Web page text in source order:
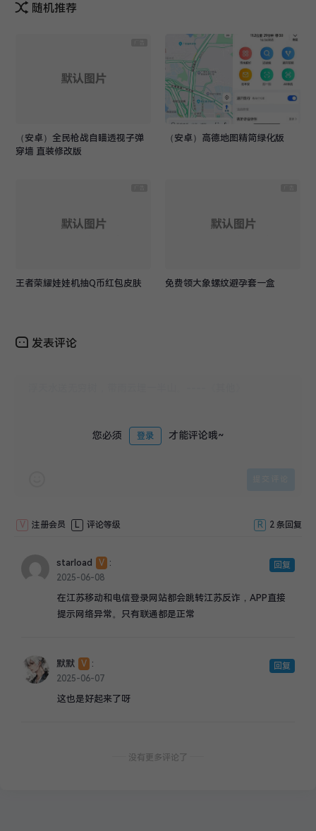
随机推荐
（安卓）全民枪战自瞄透视子弹
穿墙 直装修改版
（安卓）高德地图精简绿化版
王者荣耀娃娃机抽Q币红包皮肤 免费领大象螺纹避孕套一盒
发表评论
您必须 登录 才能评论哦~
V 注册会员 评论等级 R 2 条回复
starload V :
2025-06-08
在江苏移动和电信登录网站都会跳转江苏反诈，APP直接
提示网络异常。只有联通都是正常
回复
默默 V :
2025-06-07
这也是好起来了呀
回复
没有更多评论了